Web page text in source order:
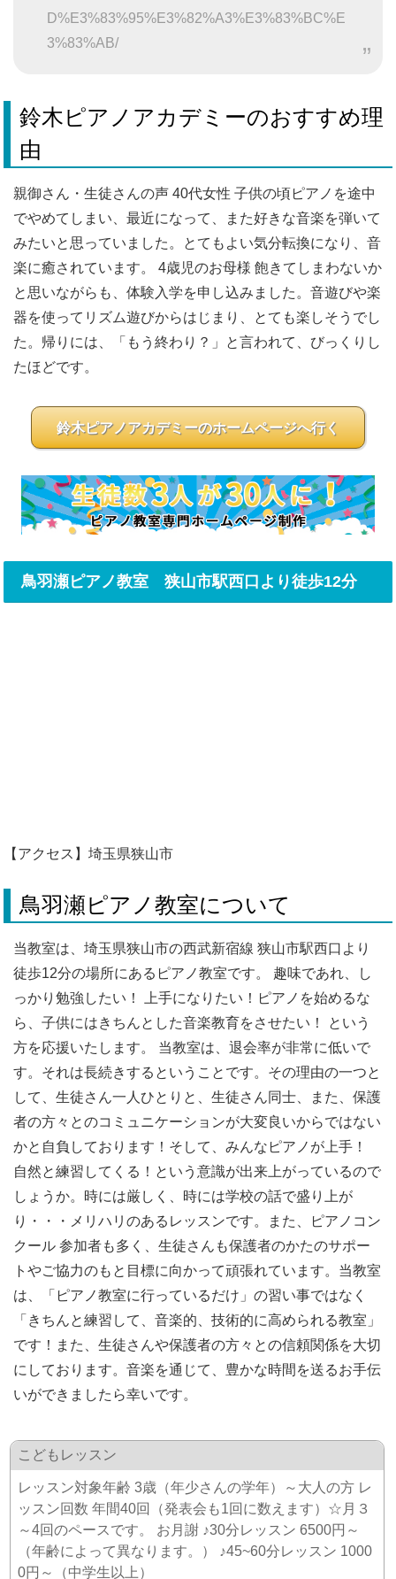
D%E3%83%95%E3%82%A3%E3%83%BC%E
3%83%AB/
鈴木ピアノアカデミーのおすすめ理
由
親御さん・生徒さんの声 40代女性 子供の頃ピアノを途中
でやめてしまい、最近になって、また好きな音楽を弾いて
みたいと思っていました。とてもよい気分転換になり、音
楽に癒されています。 4歳児のお母様 飽きてしまわないか
と思いながらも、体験入学を申し込みました。音遊びや楽
器を使ってリズム遊びからはじまり、とても楽しそうでし
た。帰りには、「もう終わり？」と言われて、びっくりし
たほどです。
鈴木ピアノアカデミーのホームページへ行く
鳥羽瀬ピアノ教室 狭山市駅西口より徒歩12分
【アクセス】埼玉県狭山市
鳥羽瀬ピアノ教室について
当教室は、埼玉県狭山市の西武新宿線 狭山市駅西口より
徒歩12分の場所にあるピアノ教室です。 趣味であれ、し
っかり勉強したい！ 上手になりたい！ピアノを始めるな
ら、子供にはきちんとした音楽教育をさせたい！ という
方を応援いたします。 当教室は、退会率が非常に低いで
す。それは長続きするということです。その理由の一つと
して、生徒さん一人ひとりと、生徒さん同士、また、保護
者の方々とのコミュニケーションが大変良いからではない
かと自負しております！そして、みんなピアノが上手！
自然と練習してくる！という意識が出来上がっているので
しょうか。時には厳しく、時には学校の話で盛り上が
り・・・メリハリのあるレッスンです。また、ピアノコン
クール 参加者も多く、生徒さんも保護者のかたのサポー
トやご協力のもと目標に向かって頑張れています。当教室
は、「ピアノ教室に行っているだけ」の習い事ではなく
「きちんと練習して、音楽的、技術的に高められる教室」
です！また、生徒さんや保護者の方々との信頼関係を大切
にしております。音楽を通じて、豊かな時間を送るお手伝
いができましたら幸いです。
こどもレッスン
レッスン対象年齢 3歳（年少さんの学年）～大人の方 レ
ッスン回数 年間40回（発表会も1回に数えます）☆月３
～4回のペースです。 お月謝 ♪30分レッスン 6500円～
（年齢によって異なります。） ♪45~60分レッスン 1000
0円～（中学生以上）